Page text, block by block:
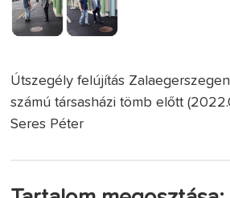
Útszegély felújítás
számú társasházi tömb előtt
Seres Péter